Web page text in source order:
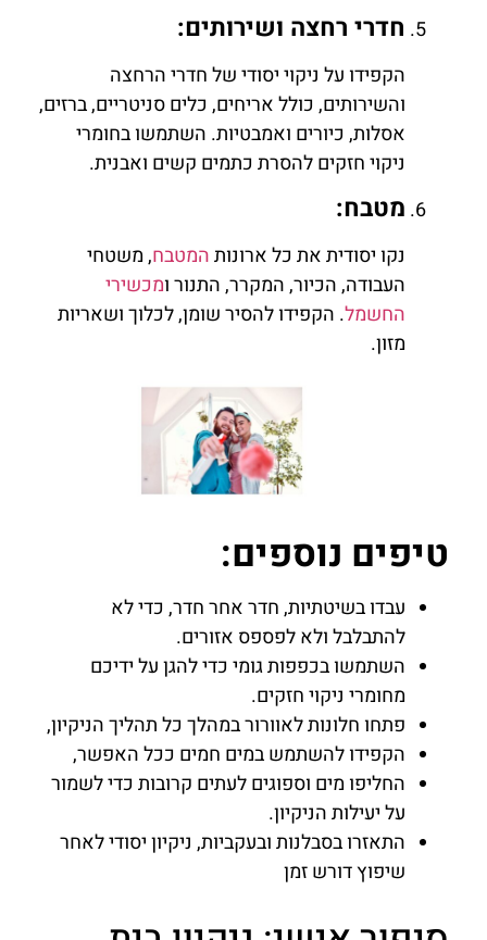
חדרי רחצה ושירותים:
הקפידו על ניקוי יסודי של חדרי הרחצה
והשירותים, כולל אריחים, כלים סניטריים, ברזים,
אסלות, כיורים ואמבטיות. השתמשו בחומרי
ניקוי חזקים להסרת כתמים קשים ואבנית.
מטבח:
נקו יסודית את כל ארונותהמטבח, משטחי
העבודה, הכיור, המקרר, התנור ומכשירי
החשמל. הקפידו להסיר שומן, לכלוך ושאריות
מזון.
טיפים נוספים:
עבדו בשיטתיות, חדר אחר חדר, כדי לא
להתבלבל ולא לפספס אזורים.
השתמשו בכפפות גומי כדי להגן על ידיכם
מחומרי ניקוי חזקים.
פתחו חלונות לאוורור במהלך כל תהליך הניקיון,
הקפידו להשתמש במים חמים ככל האפשר,
החליפו מים וספוגים לעתים קרובות כדי לשמור
על יעילות הניקיון.
התאזרו בסבלנות ובעקביות, ניקיון יסודי לאחר
שיפוץ דורש זמן